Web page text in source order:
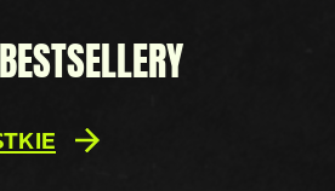
BESTSELLERY